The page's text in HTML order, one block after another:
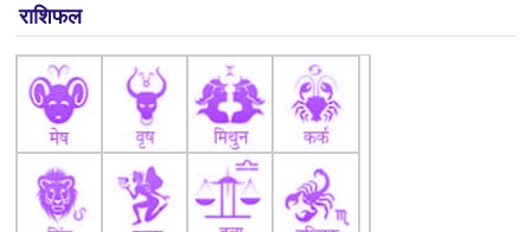
राशिफल